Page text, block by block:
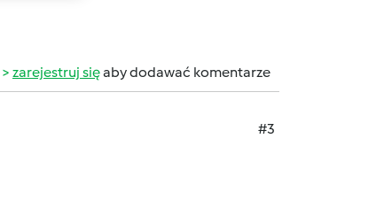
zarejestruj sięaby dodawać komentarze
#3